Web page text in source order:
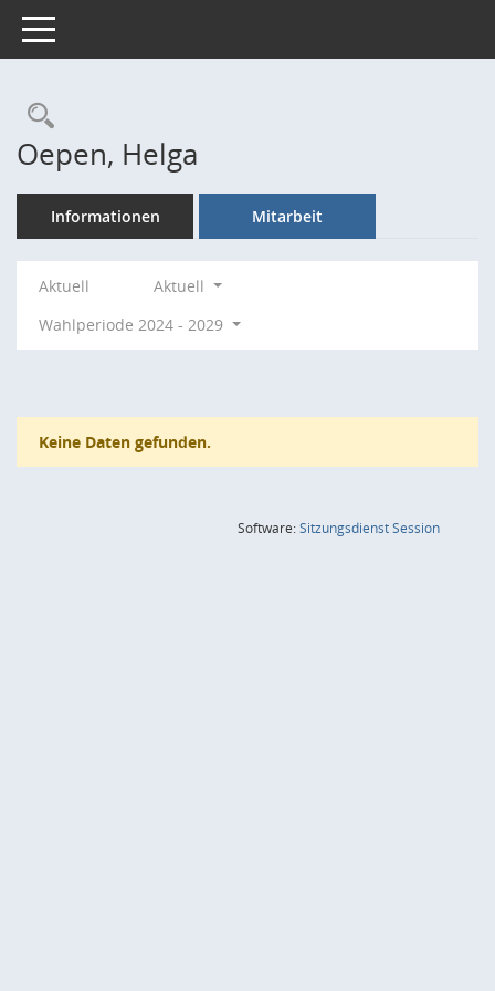
Toggle navigation
Rechercheauswahl
Oepen, Helga
Informationen Mitarbeit
Aktuell
Aktuell
Wahlperiode 2024 - 2029
Keine Daten gefunden.
Software:SitzungsdienstSession(Wird in